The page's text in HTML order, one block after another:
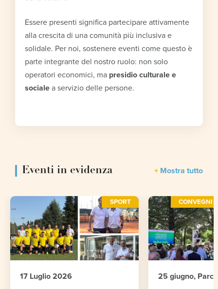
Essere presenti significa partecipare attivamente
alla crescita di una comunità più inclusiva e
solidale. Per noi, sostenere eventi come questo è
parte integrante del nostro ruolo: non solo
operatori economici, ma presidio culturale e
sociale a servizio delle persone.
Eventi in evidenza Mostra tutto
SPORT
17 Luglio 2026
CONVEGNI
25 giugno,